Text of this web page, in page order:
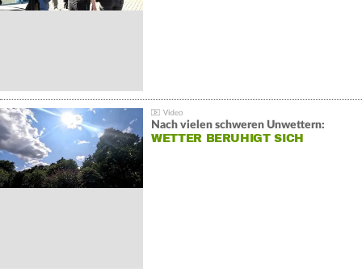
Nach vielen schweren Unwettern:
WETTER BERUHIGT SICH